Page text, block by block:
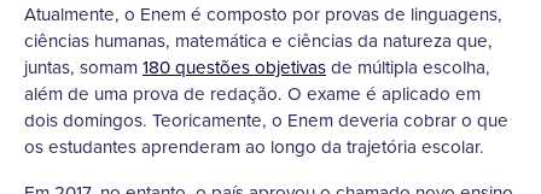
Atualmente, o Enem é composto por provas de linguagens,
ciências humanas, matemática e ciências da natureza que,
juntas, somam180 questões objetivasde múltipla escolha,
além de uma prova de redação. O exame é aplicado em
dois domingos. Teoricamente, o Enem deveria cobrar o que
os estudantes aprenderam ao longo da trajetória escolar.